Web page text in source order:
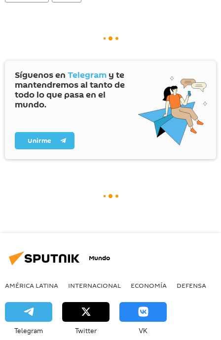
Síguenos en Telegram y te
mantendremos al tanto de
todo lo que pasa en el
mundo.
Unirme
Mundo
AMÉRICA LATINA INTERNACIONAL ECONOMÍA DEFENSA
Telegram Twitter VK